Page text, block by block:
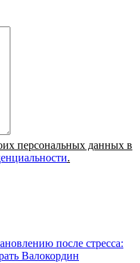
персональных данных в
.
после стресса:
Валокордин